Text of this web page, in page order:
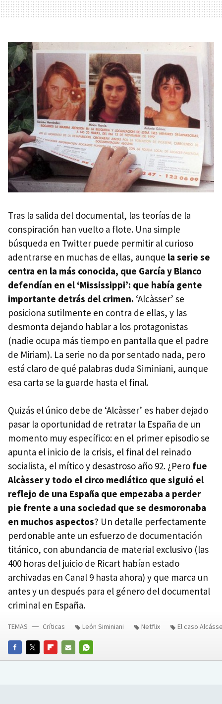
Tras la salida del documental, las teorías de la
conspiración han vuelto a flote. Una simple
búsqueda en Twitter puede permitir al curioso
adentrarse en muchas de ellas, aunque la serie se
centra en la más conocida, que García y Blanco
defendían en el ‘Mississippi’: que había gente
importante detrás del crimen. ‘Alcàsser’ se
posiciona sutilmente en contra de ellas, y las
desmonta dejando hablar a los protagonistas
(nadie ocupa más tiempo en pantalla que el padre
de Miriam). La serie no da por sentado nada, pero
está claro de qué palabras duda Siminiani, aunque
esa carta se la guarde hasta el final.
Quizás el único debe de ‘Alcàsser’ es haber dejado
pasar la oportunidad de retratar la España de un
momento muy específico: en el primer episodio se
apunta el inicio de la crisis, el final del reinado
socialista, el mítico y desastroso año 92. ¿Pero fue
Alcàsser y todo el circo mediático que siguió el
reflejo de una España que empezaba a perder
pie frente a una sociedad que se desmoronaba
en muchos aspectos? Un detalle perfectamente
perdonable ante un esfuerzo de documentación
titánico, con abundancia de material exclusivo (las
400 horas del juicio de Ricart habían estado
archivadas en Canal 9 hasta ahora) y que marca un
antes y un después para el género del documental
criminal en España.
FACEBOOKTWITTERFLIPBOARD
E-
WHATSAPP
TEMAS Críticas León Siminiani Netflix El caso